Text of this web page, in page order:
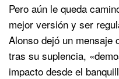
Pero aún le queda
mejor versión y ser
Alonso dejó un mensaje
tras su suplencia,
impacto desde el